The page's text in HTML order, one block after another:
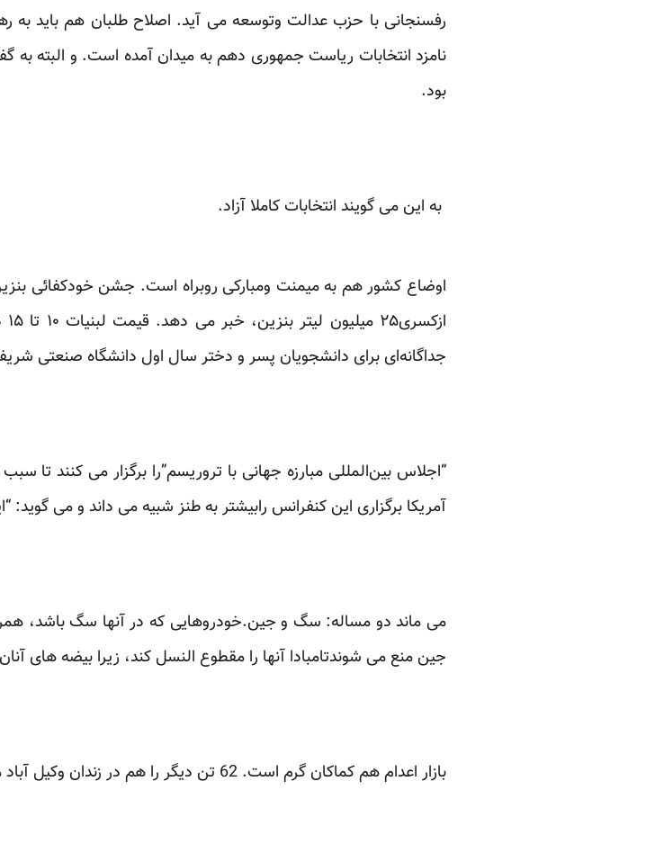
رفسنجانی با حزب عدالت وتوسعه می آید. اصلاح طلبان هم باید به
نامزد انتخابات ریاست جمهوری دهم به میدان آمده است. و البته به
بود.
به این می گویند انتخابات کاملا آزاد.
اوضاع کشور هم به میمنت ومبارکی روبراه است. جشن خودکفائی
جداگانه‌ای برای دانشجویان پسر و دختر سال اول دانشگاه صنعتی
“اجلاس بین‌المللی مبارزه جهانی با تروریسم”را برگزار می کنند
آمریکا برگزاری این کنفرانس رابیشتر به طنز شبیه می داند و می
می ماند دو مساله: سگ و جین.خودروهایی که در آنها سگ باشد،
جین منع می شوندتامبادا آنها را مقطوع النسل کند، زیرا بیضه های
بازار اعدام هم کماکان گرم است. 62 تن دیگر را هم در زندان وکیل آباد مشهد، مخفیانه به چوبه های اعدام می سپارند.